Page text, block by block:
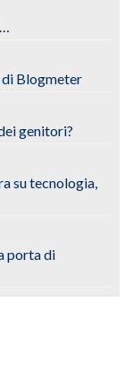
di Blogmeter
genitori?
su tecnologia,
porta di